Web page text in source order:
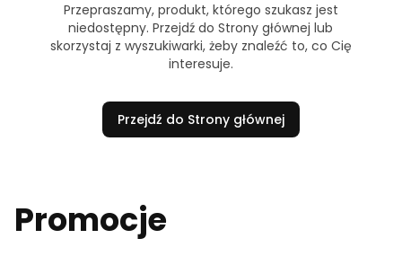
Przepraszamy, produkt, którego szukasz jest
niedostępny. Przejdź do Strony głównej lub
skorzystaj z wyszukiwarki, żeby znaleźć to, co Cię
interesuje.
Przejdź do Strony głównej
Promocje